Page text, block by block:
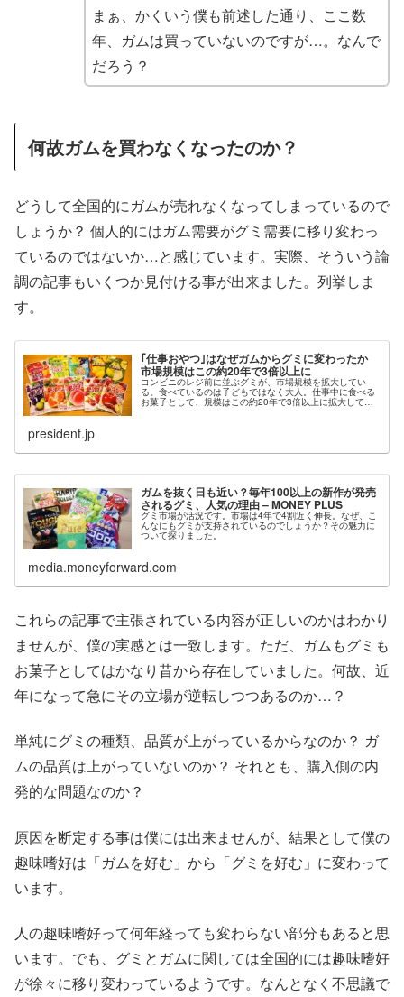
まぁ、かくいう僕も前述した通り、ここ数
年、ガムは買っていないのですが…。なんで
だろう？
何故ガムを買わなくなったのか？
どうして全国的にガムが売れなくなってしまっているので
しょうか？ 個人的にはガム需要がグミ需要に移り変わっ
ているのではないか…と感じています。実際、そういう論
調の記事もいくつか見付ける事が出来ました。列挙しま
す。
｢仕事おやつ｣はなぜガムからグミに変わったか
市場規模はこの約20年で3倍以上に
コンビニのレジ前に並ぶグミが、市場規模を拡大してい
る。食べているのは子どもではなく大人。仕事中に食べる
お菓子として、規模はこの約20年で3倍以上に拡大してい
president.jp
ガムを抜く日も近い？毎年100以上の新作が発売
されるグミ、人気の理由 – MONEY PLUS
グミ市場が活況です。市場は4年で4割近く伸長。なぜ、こ
んなにもグミが支持されているのでしょうか？その魅力に
ついて探りました。
media.moneyforward.com
これらの記事で主張されている内容が正しいのかはわかり
ませんが、僕の実感とは一致します。ただ、ガムもグミも
お菓子としてはかなり昔から存在していました。何故、近
年になって急にその立場が逆転しつつあるのか…？
単純にグミの種類、品質が上がっているからなのか？ ガ
ムの品質は上がっていないのか？ それとも、購入側の内
発的な問題なのか？
原因を断定する事は僕には出来ませんが、結果として僕の
趣味嗜好は「ガムを好む」から「グミを好む」に変わって
います。
人の趣味嗜好って何年経っても変わらない部分もあると思
います。でも、グミとガムに関しては全国的には趣味嗜好
が徐々に移り変わっているようです。なんとなく不思議で